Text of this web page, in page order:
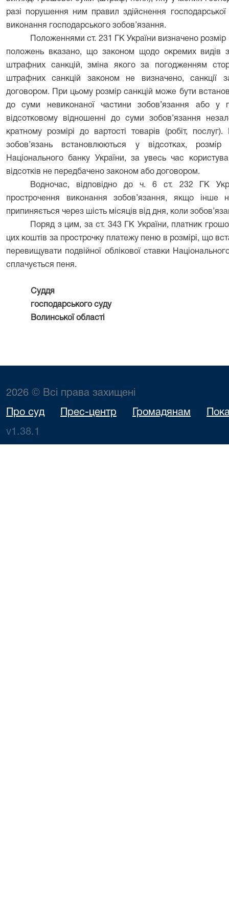
разі порушення ним правил здійснення
виконання господарського зобов’язання.
Положеннями ст. 231 ГК України визначено
положень вказано, що законом щодо окремих видів
штрафних санкцій, зміна якого за погодженням
штрафних санкцій законом не визначено, санкції
договором. При цьому розмір санкцій може бути
до суми невиконаної частини зобов’язання або у
відсотковому відношенні до суми зобов’язання
кратному розмірі до вартості товарів (робіт,
зобов’язань встановлюються у відсотках,
Національного банку України, за увесь час
відсотків не передбачено законом або договором.
Водночас, відповідно до ч. 6 ст. 232 ГК
прострочення виконання зобов’язання, якщо
припиняється через шість місяців від дня, коли
Поряд з цим, за ст. 343 ГК України, платник
цих коштів за прострочку платежу пеню в розмірі, що
перевищувати подвійної облікової ставки
сплачується пеня.
Суддя
господарського суду
Волинської області
2026 © Всі права захищені
Про суд Прес-центр Громадянам
v1.38.1